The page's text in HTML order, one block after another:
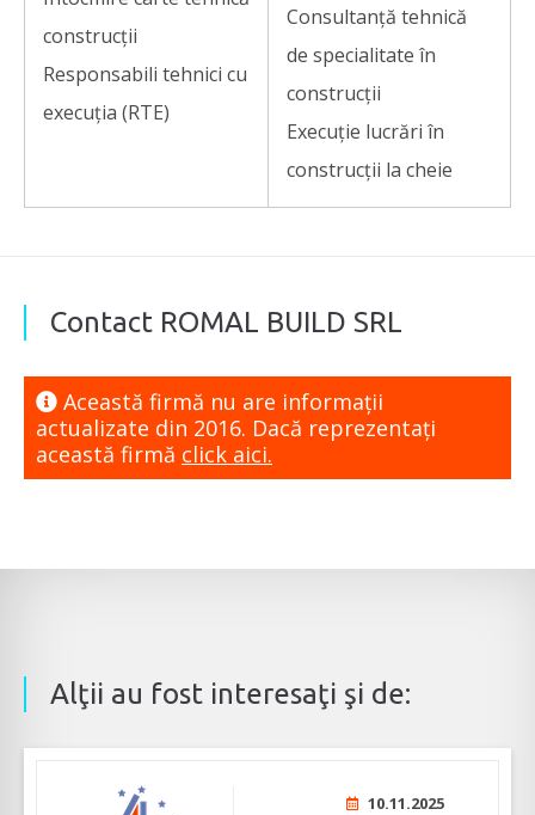
construcții
Responsabili tehnici cu
execuția (RTE)
Consultanță tehnică
de specialitate în
construcții
Execuție lucrări în
construcții la cheie
Contact ROMAL BUILD SRL
Această firmă nu are informaţii
actualizate din 2016. Dacă reprezentaţi
această firmă click aici.
Alţii au fost interesaţi şi de:
10.11.2025